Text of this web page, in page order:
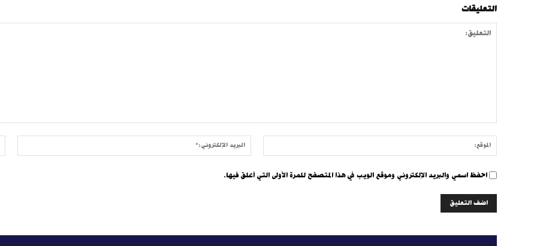
التعليقات
الموقع:
احفظ اسمي والبريد الإلكتروني وموقع الويب في هذا المتصفح للمرة الأولى التي أعلق فيها.